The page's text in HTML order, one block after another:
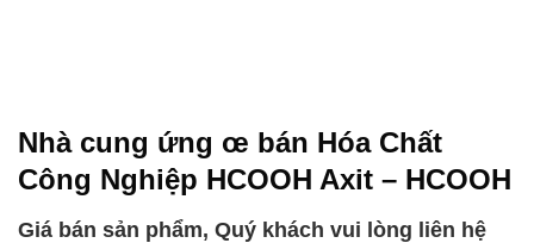
Nhà cung ứng œ bán Hóa Chất
Công Nghiệp HCOOH Axit – HCOOH
Giá bán sản phẩm, Quý khách vui lòng liên hệ